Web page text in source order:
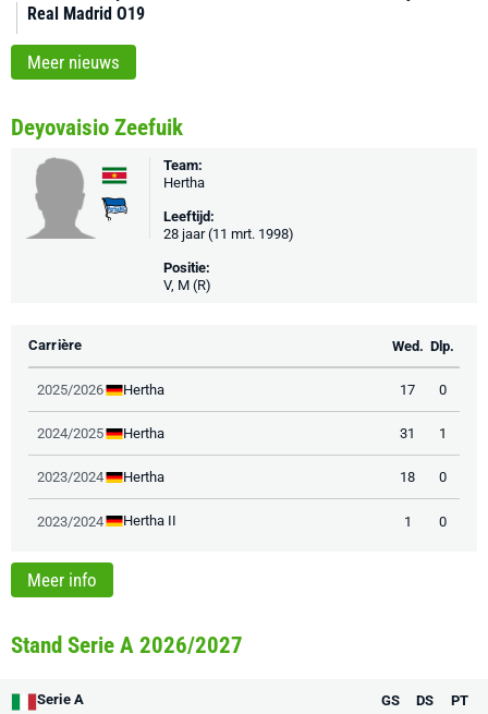
Real Madrid O19
Meer nieuws
Deyovaisio Zeefuik
Team:
Hertha
Leeftijd:
28 jaar (11 mrt. 1998)
Positie:
V, M (R)
Carrière Wed. Dlp.
2025/2026 Hertha 17 0
2024/2025 Hertha 31 1
2023/2024 Hertha 18 0
2023/2024 Hertha II 1 0
Meer info
Stand Serie A 2026/2027
Serie A GS DS PT